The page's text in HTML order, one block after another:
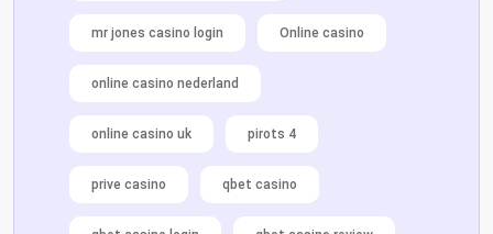
mr jones casino login Online casino
online casino nederland
online casino uk pirots 4
prive casino qbet casino